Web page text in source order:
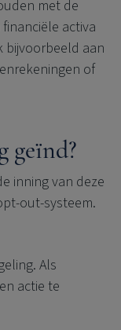
met de
activa
bijvoorbeeld aan
of
geïnd?
inning van deze
out-systeem.
Als
actie te